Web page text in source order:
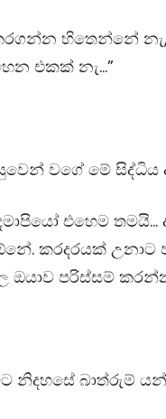
හිතෙන්නේ
එකක් නැ…”
වගේ මේ
එහෙම
කරදරයක් උනාට
ඔයාව පරිස්සම්
නිදහසේ බාත්රුම්